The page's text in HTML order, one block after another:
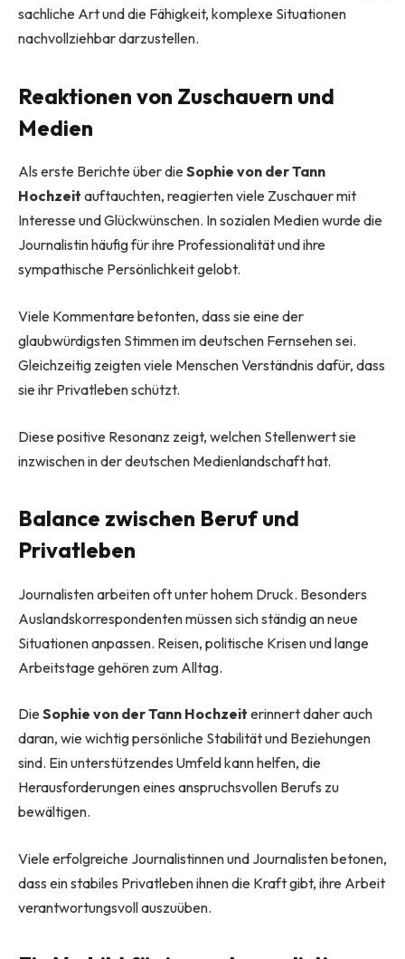
sachliche Art und die Fähigkeit, komplexe Situationen
nachvollziehbar darzustellen.
Reaktionen von Zuschauern und
Medien
Als erste Berichte über dieSophie von der Tann
Hochzeit auftauchten, reagierten viele Zuschauer mit
Interesse und Glückwünschen. In sozialen Medien wurde die
Journalistin häufig für ihre Professionalität und ihre
sympathische Persönlichkeit gelobt.
Viele Kommentare betonten, dass sie eine der
glaubwürdigsten Stimmen im deutschen Fernsehen sei.
Gleichzeitig zeigten viele Menschen Verständnis dafür, dass
sie ihr Privatleben schützt.
Diese positive Resonanz zeigt, welchen Stellenwert sie
inzwischen in der deutschen Medienlandschaft hat.
Balance zwischen Beruf und
Privatleben
Journalisten arbeiten oft unter hohem Druck. Besonders
Auslandskorrespondenten müssen sich ständig an neue
Situationen anpassen. Reisen, politische Krisen und lange
Arbeitstage gehören zum Alltag.
DieSophie von der Tann Hochzeit erinnert daher auch
daran, wie wichtig persönliche Stabilität und Beziehungen
sind. Ein unterstützendes Umfeld kann helfen, die
Herausforderungen eines anspruchsvollen Berufs zu
bewältigen.
Viele erfolgreiche Journalistinnen und Journalisten betonen,
dass ein stabiles Privatleben ihnen die Kraft gibt, ihre Arbeit
verantwortungsvoll auszuüben.